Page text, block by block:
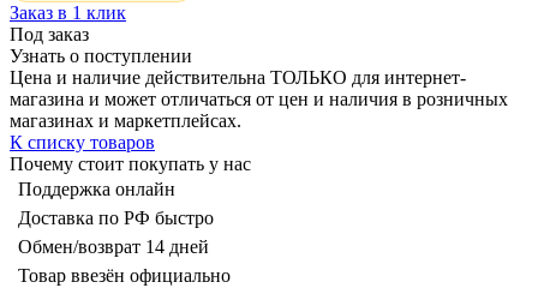
Заказ в 1 клик
Под заказ
Узнать о поступлении
Цена и наличие действительна ТОЛЬКО для интернет-
магазина и может отличаться от цен и наличия в розничных
магазинах и маркетплейсах.
К списку товаров
Почему стоит покупать у нас
Поддержка онлайн
Доставка по РФ быстро
Обмен/возврат 14 дней
Товар ввезён официально